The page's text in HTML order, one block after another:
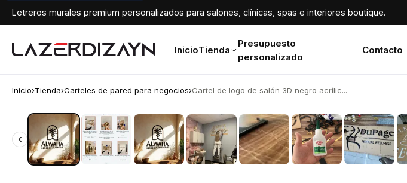
Letreros murales premium personalizados para salones, clínicas, spas e interiores boutique.
InicioTienda
Presupuesto
personalizado
Contacto
Inicio›Tienda›Carteles de pared para negocios›Cartel de logo de salón 3D negro acrílic...
‹
‹